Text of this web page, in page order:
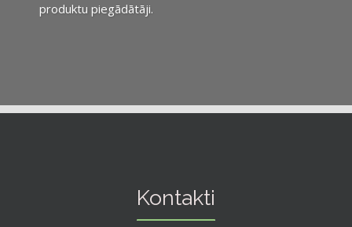
produktu piegādātāji.
Kontakti